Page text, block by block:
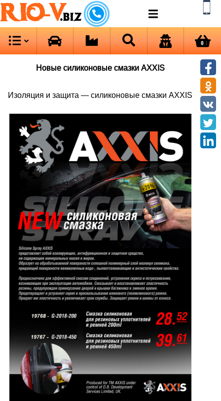
RIO-V.biz
0
Новые силиконовые смазки AXXIS
Изоляция и защита — силиконовые смазки AXXIS